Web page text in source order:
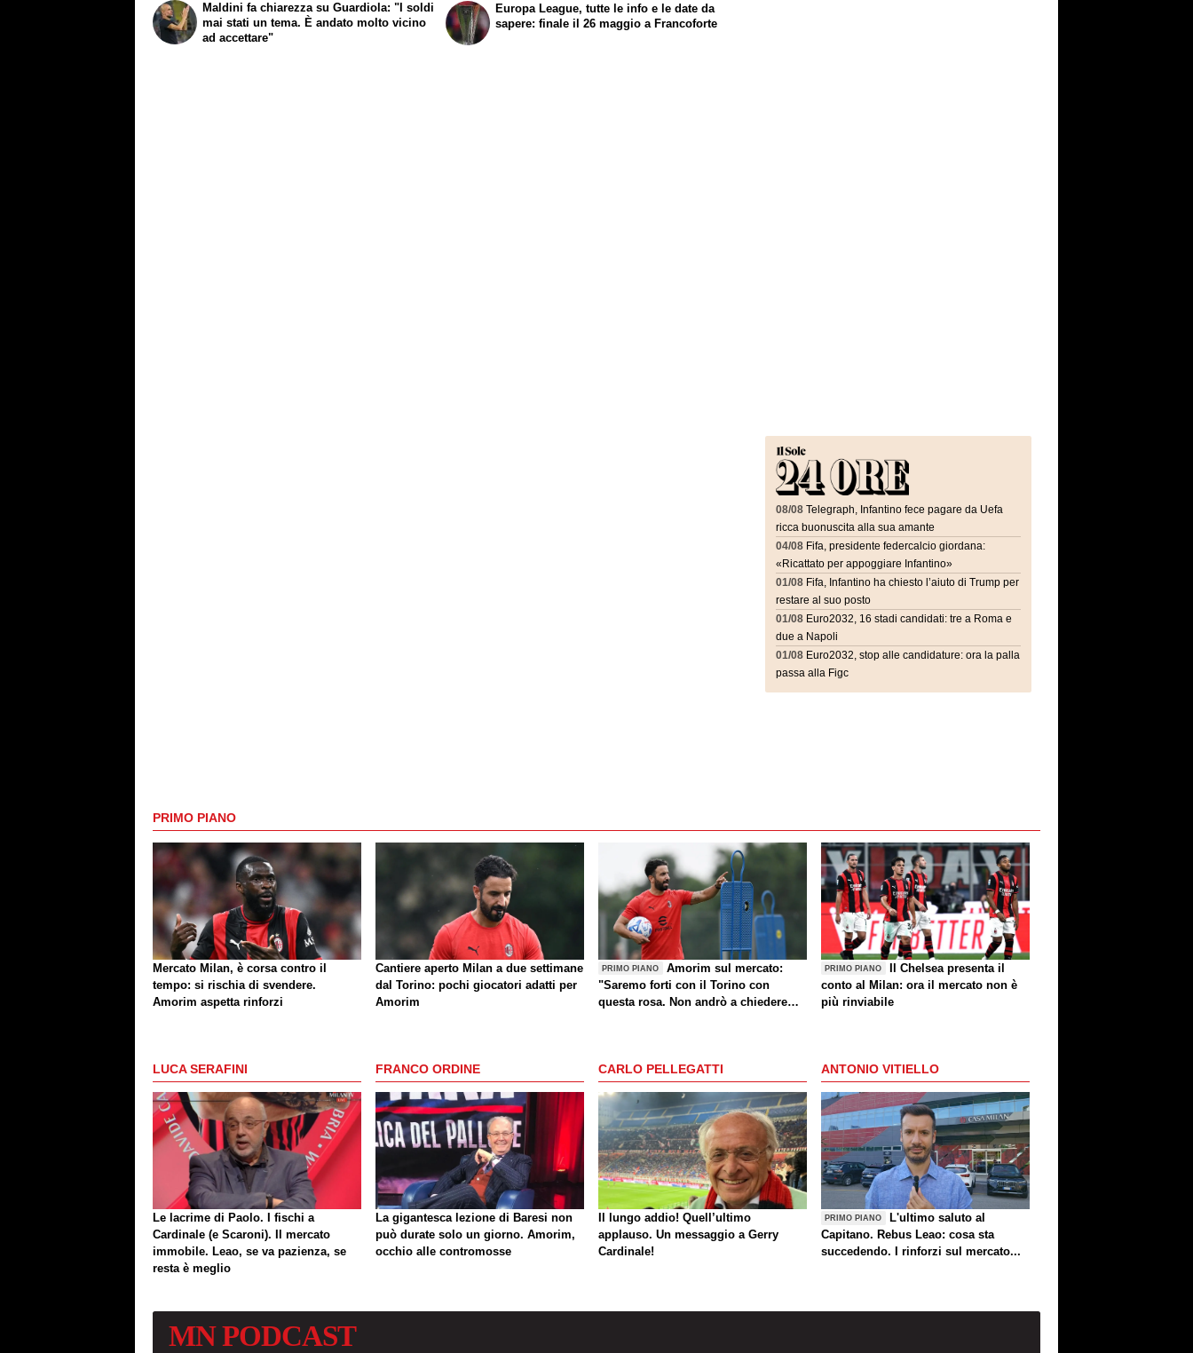
Maldini fa chiarezza su Guardiola: "I soldi
mai stati un tema. È andato molto vicino
ad accettare"
Europa League, tutte le info e le date da
sapere: finale il 26 maggio a Francoforte
08/08 Telegraph, Infantino fece pagare da Uefa
ricca buonuscita alla sua amante
04/08 Fifa, presidente federcalcio giordana:
«Ricattato per appoggiare Infantino»
01/08 Fifa, Infantino ha chiesto l’aiuto di Trump per
restare al suo posto
01/08 Euro2032, 16 stadi candidati: tre a Roma e
due a Napoli
01/08 Euro2032, stop alle candidature: ora la palla
passa alla Figc
PRIMO PIANO
Mercato Milan, è corsa contro il
tempo: si rischia di svendere.
Amorim aspetta rinforzi
Cantiere aperto Milan a due settimane
dal Torino: pochi giocatori adatti per
Amorim
PRIMO PIANO
Amorim sul mercato:
"Saremo forti con il Torino con
questa rosa. Non andrò a chiedere
PRIMO PIANO
Il Chelsea presenta il
conto al Milan: ora il mercato non è
più rinviabile
LUCA SERAFINI
Le lacrime di Paolo. I fischi a
Cardinale (e Scaroni). Il mercato
immobile. Leao, se va pazienza, se
resta è meglio
FRANCO ORDINE
La gigantesca lezione di Baresi non
può durate solo un giorno. Amorim,
occhio alle contromosse
CARLO PELLEGATTI
Il lungo addio! Quell’ultimo
applauso. Un messaggio a Gerry
Cardinale!
ANTONIO VITIELLO
PRIMO PIANO
L'ultimo saluto al
Capitano. Rebus Leao: cosa sta
succedendo. I rinforzi sul mercato...
MNPODCAST